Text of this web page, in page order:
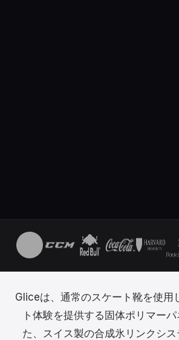
Gliceは、通常のスケート靴を使用
ト体験を提供する固体ポリマー
た、スイス製の合成氷リンクシ